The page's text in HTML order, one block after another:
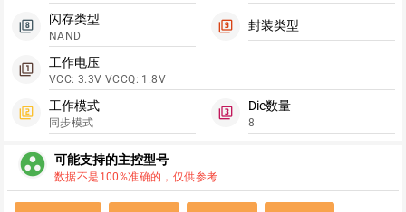
filter_8
闪存类型
NAND
filter_9 封装类型
filter_1
工作电压
VCC: 3.3V VCCQ: 1.8V
filter_2
工作模式
同步模式
filter_3
Die数量
8
group_work 可能支持的主控型号
数据不是100%准确的，仅供参考